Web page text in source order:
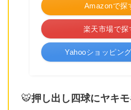
Amazonで探
楽天市場で探
Yahooショッピン
🐯押し出し四球にヤキ